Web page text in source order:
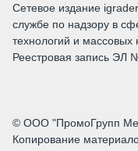
Сетевое издание
службе по надзору в
технологий и массовых
Реестровая запись ЭЛ
© ООО "ПромоГрупп
Копирование